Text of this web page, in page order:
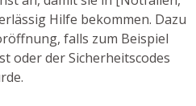
Hilfe bekommen. Dazu
falls zum Beispiel
oder der Sicherheitscodes